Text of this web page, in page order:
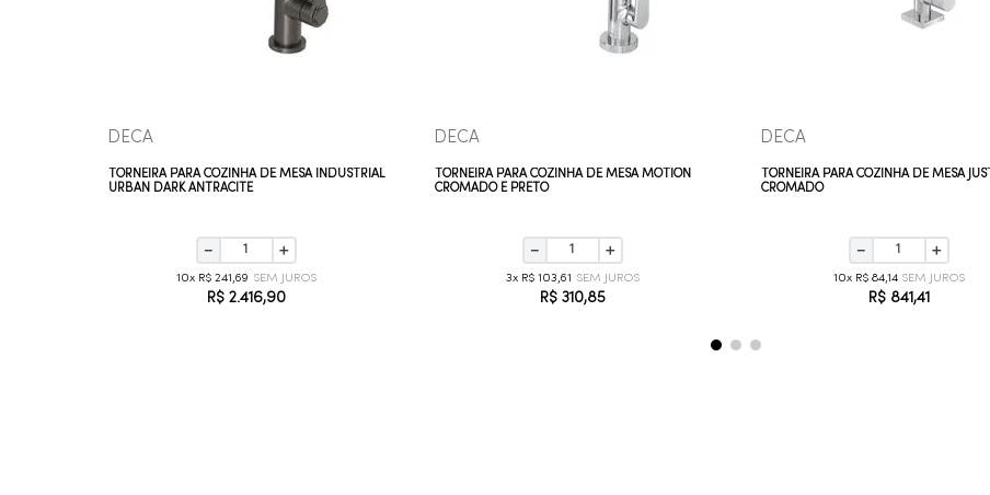
DECA
TORNEIRA PARA COZINHA DE MESA INDUSTRIAL
URBAN DARK ANTRACITE
＋
－
10 R$ 241 ,69
R$ 2.416,90
DECA
TORNEIRA PARA COZINHA DE MESA MOTION
CROMADO E PRETO
＋
－
3 R$ 103,61
R$ 310,85
DECA
TORNEIRA PARA COZINHA DE MESA JUST
CROMADO
＋
－
10 R$ 84,14
R$ 841 ,41